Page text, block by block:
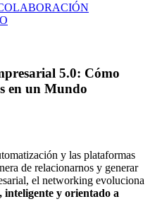
5.0: Cómo
en un Mundo
y las plataformas
de relacionarnos y generar
el networking evoluciona
inteligente y orientado a